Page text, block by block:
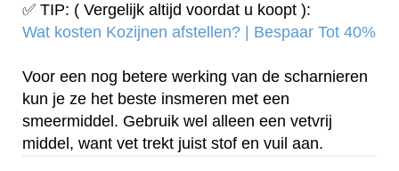
✅ TIP: ( Vergelijk altijd voordat u koopt ):
Wat kosten Kozijnen afstellen? | Bespaar Tot 40%‎
Voor een nog betere werking van de scharnieren
kun je ze het beste insmeren met een
smeermiddel. Gebruik wel alleen een vetvrij
middel, want vet trekt juist stof en vuil aan.